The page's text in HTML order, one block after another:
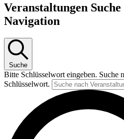
Veranstaltungen
Veranstaltungen
Navigation
Suche
Bitte Schlüsselwort eingeben. Suche
Schlüsselwort.